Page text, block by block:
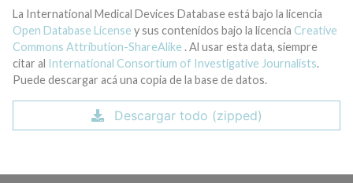
La International Medical Devices Database está bajo la licencia
Open Database License y sus contenidos bajo la licencia Creative
Commons Attribution-ShareAlike . Al usar esta data, siempre
citar al International Consortium of Investigative Journalists.
Puede descargar acá una copia de la base de datos.
Descargar todo (zipped)